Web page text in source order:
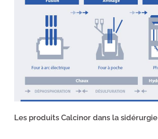
Les produits Calcinor dans la sidérurgie